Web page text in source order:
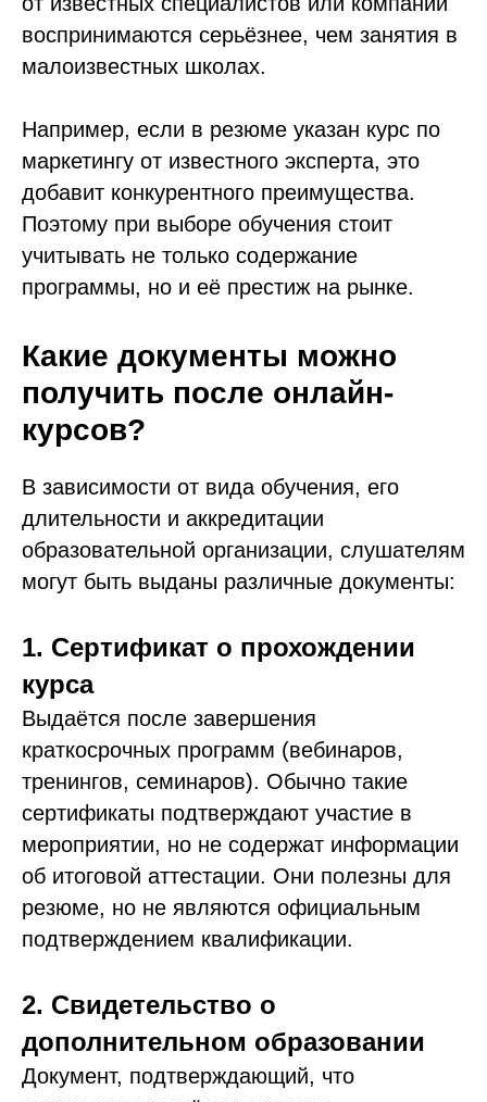
воспринимаются серьёзнее, чем занятия в
малоизвестных школах.
Например, если в резюме указан курс по
маркетингу от известного эксперта, это
добавит конкурентного преимущества.
Поэтому при выборе обучения стоит
учитывать не только содержание
программы, но и её престиж на рынке.
Какие документы можно
получить после онлайн-
курсов?
В зависимости от вида обучения, его
длительности и аккредитации
образовательной организации, слушателям
могут быть выданы различные документы:
1. Сертификат о прохождении
курса
Выдаётся после завершения
краткосрочных программ (вебинаров,
тренингов, семинаров). Обычно такие
сертификаты подтверждают участие в
мероприятии, но не содержат информации
об итоговой аттестации. Они полезны для
резюме, но не являются официальным
подтверждением квалификации.
2. Свидетельство о
дополнительном образовании
Документ, подтверждающий, что